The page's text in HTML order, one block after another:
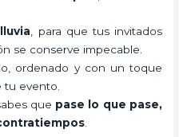
, para que tus invitados
se conserve impecable.
ordenado y con un toque
tu evento.
que pase lo que pase,